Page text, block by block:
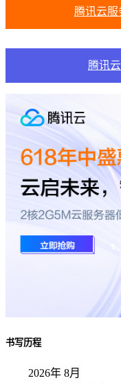
腾讯云
腾讯
书写历程
2026年 8月